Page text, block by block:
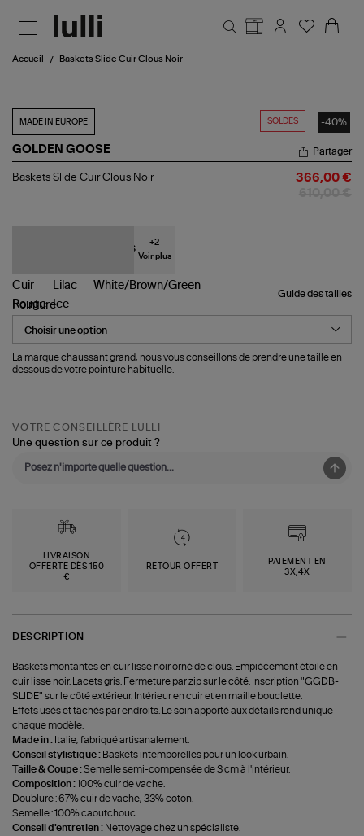
Accueil Baskets Slide Cuir Clous Noir
SOLDES -40%
MADE IN EUROPE
GOLDEN GOOSE
Baskets
Partager
Baskets Slide Cuir Clous Noir 366,00 €
+2
Voir plus
Guide des tailles
Pointure
La marque chaussant grand, nous vous conseillons de prendre une taille en
dessous de votre pointure habituelle.
VOTRE CONSEILLÈRE LULLI
Une question sur ce produit ?
LIVRAISON
OFFERTE DÈS 150
€
RETOUR OFFERT
PAIEMENT EN
3X,4X
DESCRIPTION
Baskets montantes en cuir lisse noir orné de clous. Empiècement étoile en
cuir lisse noir. Lacets gris. Fermeture par zip sur le côté. Inscription "GGDB-
SLIDE" sur le côté extérieur. Intérieur en cuir et en maille bouclette.
Effets usés et tâchés par endroits. Le soin apporté aux détails rend unique
chaque modèle.
Made in : Italie, fabriqué artisanalement.
Conseil stylistique : Baskets intemporelles pour un look urbain.
Taille & Coupe :Semelle semi-compensée de 3 cm à l'intérieur.
Composition :100% cuir de vache.
Doublure : 67% cuir de vache, 33% coton.
Semelle : 100% caoutchouc.
Conseil d'entretien : Nettoyage chez un spécialiste.